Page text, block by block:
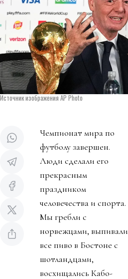
Источник изображения AP Photo
Чемпионат мира по
футболу завершен.
Люди сделали его
прекрасным
праздником
человечества и спорта.
Мы гребли с
норвежцами, выпивали
все пиво в Бостоне с
шотландцами,
восхищались Кабо-